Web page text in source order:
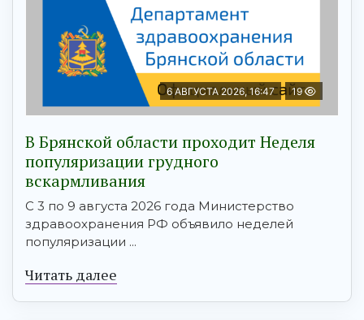
6 АВГУСТА 2026, 16:47 19
В Брянской области проходит Неделя
популяризации грудного
вскармливания
С 3 по 9 августа 2026 года Министерство
здравоохранения РФ объявило неделей
популяризации ...
Читать далее